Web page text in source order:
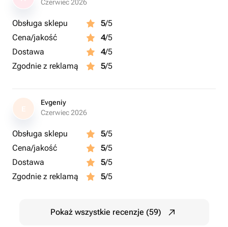
Czerwiec 2026
Obsługa sklepu 5/5
Cena/jakość
4/5
Dostawa
4/5
Zgodnie z reklamą
5/5
E
Evgeniy
Czerwiec 2026
Obsługa sklepu 5/5
Cena/jakość
5/5
Dostawa
5/5
Zgodnie z reklamą
5/5
Pokaż wszystkie recenzje (59)